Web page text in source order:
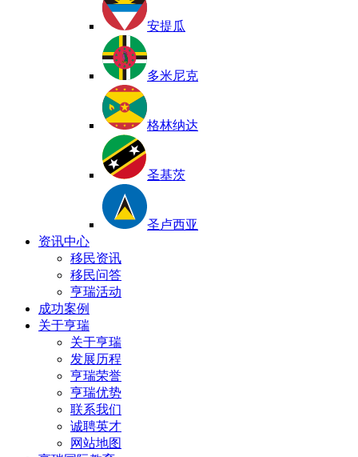
安提瓜
多米尼克
格林纳达
圣基茨
圣卢西亚
资讯中心
移民资讯
移民问答
亨瑞活动
成功案例
关于亨瑞
关于亨瑞
发展历程
亨瑞荣誉
亨瑞优势
联系我们
诚聘英才
网站地图